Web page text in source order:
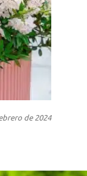
de 2024